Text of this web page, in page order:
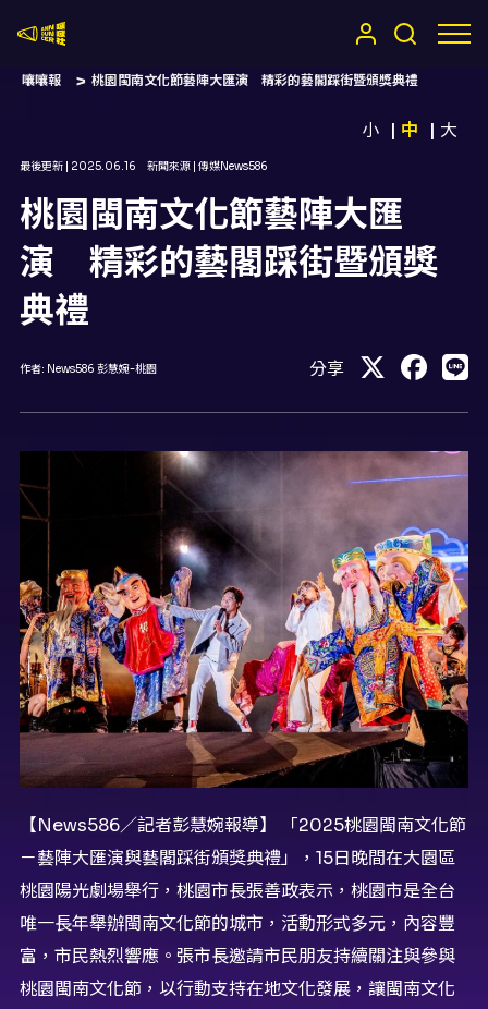
嚷嚷報 桃園閩南文化節藝陣大匯演 精彩的藝閣踩街暨頒獎典禮
小 中 大
最後更新 | 2025.06.16 新聞來源 | 傳媒News586
桃園閩南文化節藝陣大匯
演 精彩的藝閣踩街暨頒獎
典禮
作者: News586 彭慧婉-桃園 分享
【News586／記者彭慧婉報導】 「2025桃園閩南文化節
－藝陣大匯演與藝閣踩街頒獎典禮」，15日晚間在大園區
桃園陽光劇場舉行，桃園市長張善政表示，桃園市是全台
唯一長年舉辦閩南文化節的城市，活動形式多元，內容豐
富，市民熱烈響應。張市長邀請市民朋友持續關注與參與
桃園閩南文化節，以行動支持在地文化發展，讓閩南文化